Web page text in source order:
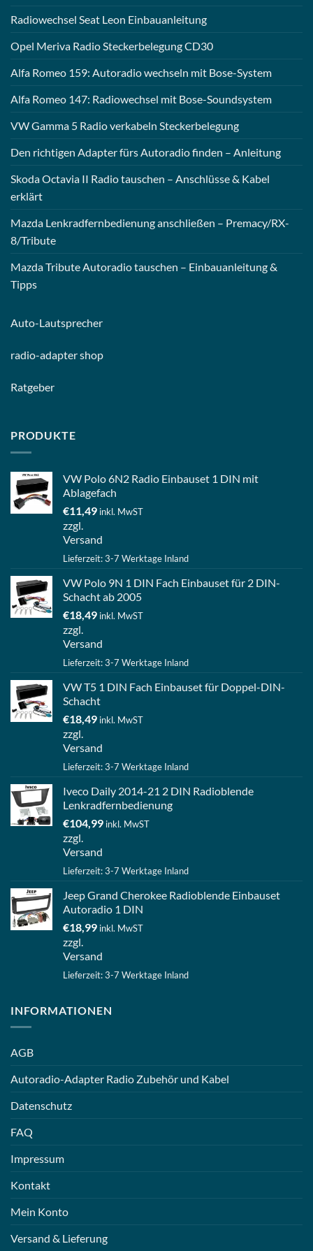
Radiowechsel Seat Leon Einbauanleitung
Opel Meriva Radio Steckerbelegung CD30
Alfa Romeo 159: Autoradio wechseln mit Bose-System
Alfa Romeo 147: Radiowechsel mit Bose-Soundsystem
VW Gamma 5 Radio verkabeln Steckerbelegung
Den richtigen Adapter fürs Autoradio finden – Anleitung
Skoda Octavia II Radio tauschen – Anschlüsse & Kabel
erklärt
Mazda Lenkradfernbedienung anschließen – Premacy/RX-
8/Tribute
Mazda Tribute Autoradio tauschen – Einbauanleitung &
Tipps
Auto-Lautsprecher
radio-adapter shop
Ratgeber
PRODUKTE
VW Polo 6N2 Radio Einbauset 1 DIN mit
Ablagefach
€11,49 inkl. MwST
zzgl.
Versand
Lieferzeit: 3-7 Werktage Inland
VW Polo 9N 1 DIN Fach Einbauset für 2 DIN-
Schacht ab 2005
€18,49 inkl. MwST
zzgl.
Versand
Lieferzeit: 3-7 Werktage Inland
VW T5 1 DIN Fach Einbauset für Doppel-DIN-
Schacht
€18,49 inkl. MwST
zzgl.
Versand
Lieferzeit: 3-7 Werktage Inland
Iveco Daily 2014-21 2 DIN Radioblende
Lenkradfernbedienung
€104,99 inkl. MwST
zzgl.
Versand
Lieferzeit: 3-7 Werktage Inland
Jeep Grand Cherokee Radioblende Einbauset
Autoradio 1 DIN
€18,99 inkl. MwST
zzgl.
Versand
Lieferzeit: 3-7 Werktage Inland
INFORMATIONEN
AGB
Autoradio-Adapter Radio Zubehör und Kabel
Datenschutz
FAQ
Impressum
Kontakt
Mein Konto
Versand & Lieferung